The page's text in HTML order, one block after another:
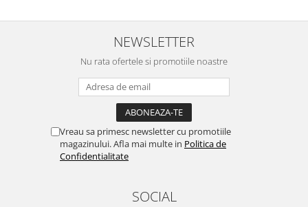
NEWSLETTER
Nu rata ofertele si promotiile noastre
Vreau sa primesc newsletter cu promotiile
magazinului. Afla mai multe in Politica de
Confidentialitate
SOCIAL